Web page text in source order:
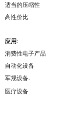
适当的压缩性
高性价比
应用:
消费性电子产品
自动化设备
军规设备.
医疗设备